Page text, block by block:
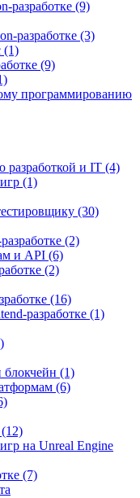
разработке (9)
разработке (3)
(1)
(9)
программированию
и IT (4)
(1)
(30)
(2)
и API (6)
(2)
(16)
разработке (1)
(1)
(6)
на Unreal Engine
(7)